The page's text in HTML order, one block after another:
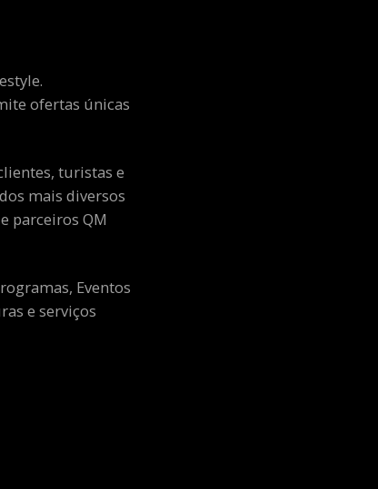
ofertas únicas
turistas e
mais diversos
parceiros QM
Eventos
e serviços